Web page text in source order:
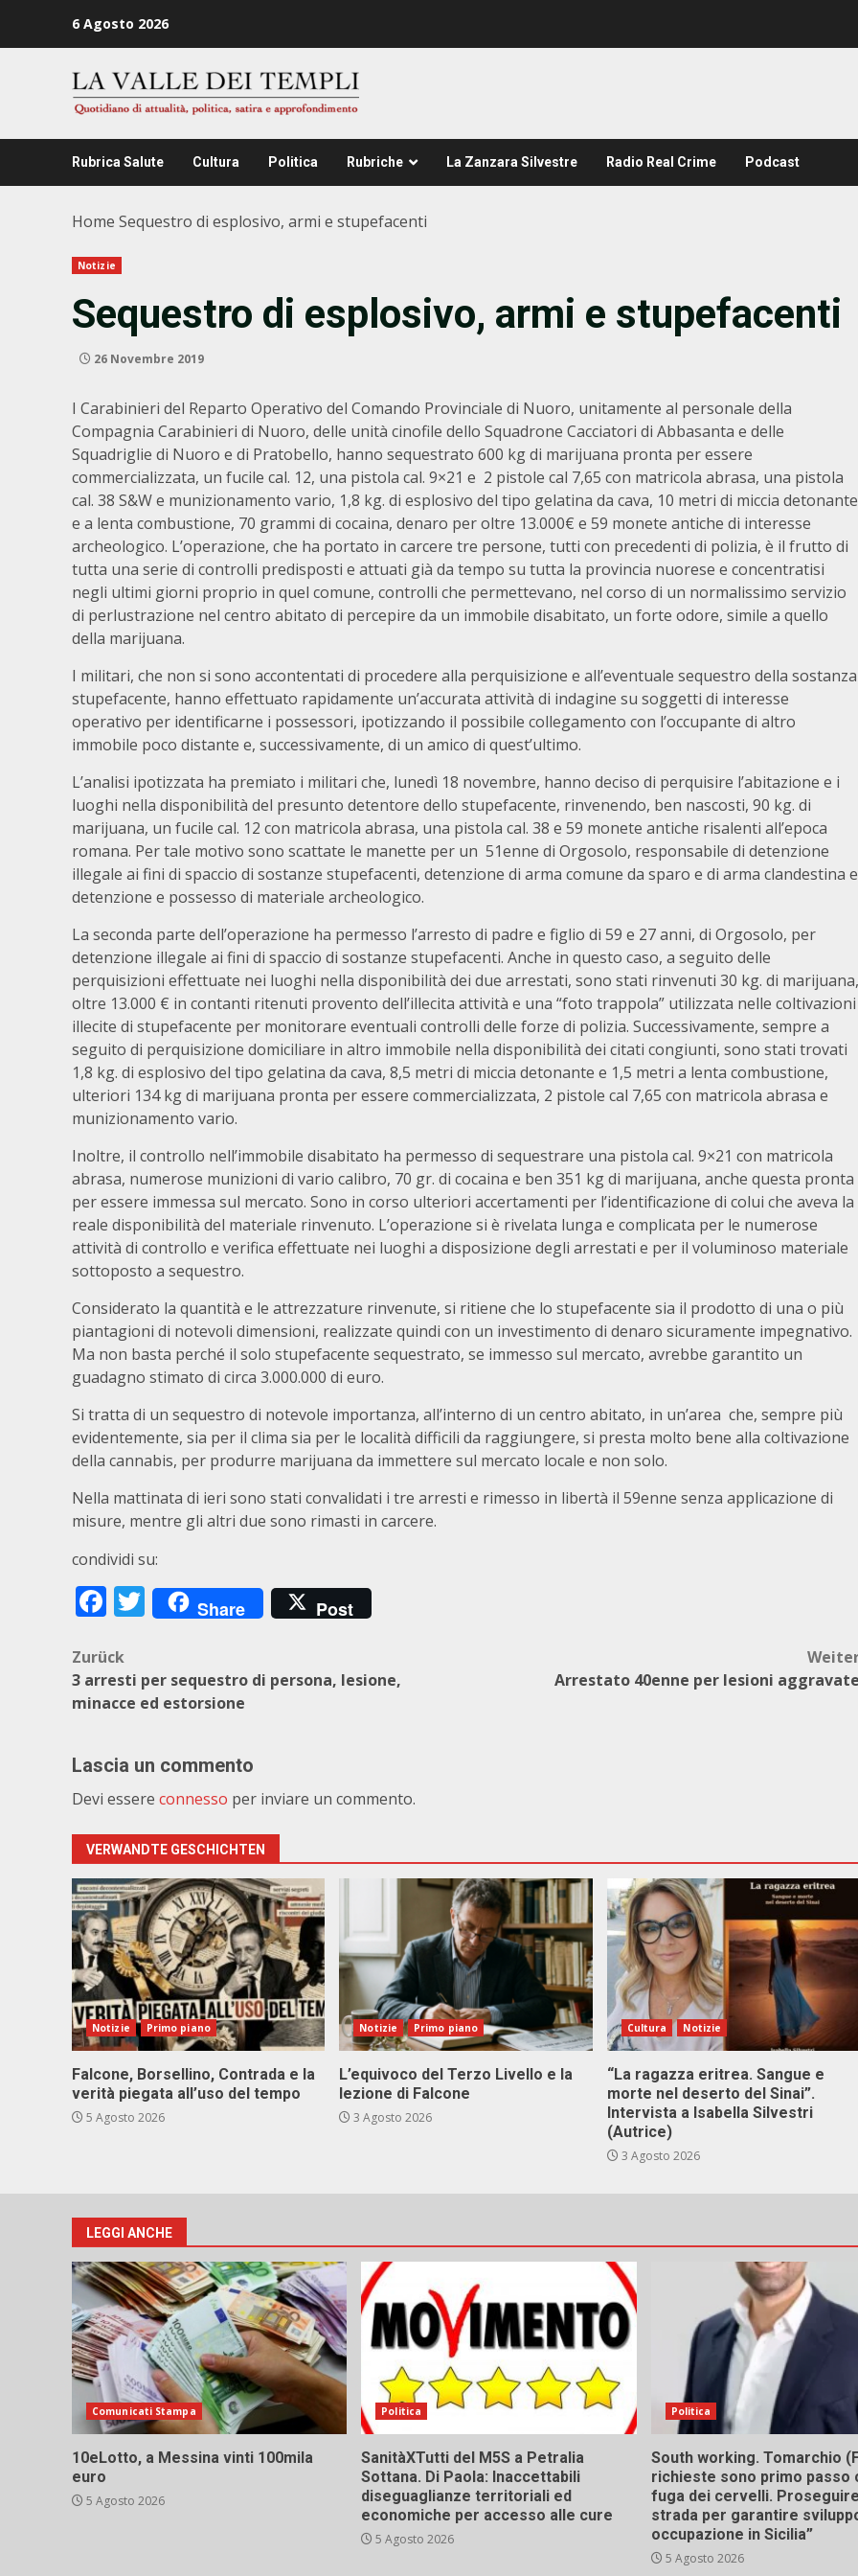
6 Agosto 2026
Rubrica Salute Cultura Politica Rubriche La Zanzara Silvestre Radio Real Crime Podcast
Home Sequestro di esplosivo, armi e stupefacenti
Notizie
Sequestro di esplosivo, armi e stupefacenti
26 Novembre 2019
I Carabinieri del Reparto Operativo del Comando Provinciale di Nuoro, unitamente al personale della
Compagnia Carabinieri di Nuoro, delle unità cinofile dello Squadrone Cacciatori di Abbasanta e delle
Squadriglie di Nuoro e di Pratobello, hanno sequestrato 600 kg di marijuana pronta per essere
commercializzata, un fucile cal. 12, una pistola cal. 9×21 e 2 pistole cal 7,65 con matricola abrasa, una pistola
cal. 38 S&W e munizionamento vario, 1,8 kg. di esplosivo del tipo gelatina da cava, 10 metri di miccia detonante
e a lenta combustione, 70 grammi di cocaina, denaro per oltre 13.000€ e 59 monete antiche di interesse
archeologico. L’operazione, che ha portato in carcere tre persone, tutti con precedenti di polizia, è il frutto di
tutta una serie di controlli predisposti e attuati già da tempo su tutta la provincia nuorese e concentratisi
negli ultimi giorni proprio in quel comune, controlli che permettevano, nel corso di un normalissimo servizio
di perlustrazione nel centro abitato di percepire da un immobile disabitato, un forte odore, simile a quello
della marijuana.
I militari, che non si sono accontentati di procedere alla perquisizione e all’eventuale sequestro della sostanza
stupefacente, hanno effettuato rapidamente un’accurata attività di indagine su soggetti di interesse
operativo per identificarne i possessori, ipotizzando il possibile collegamento con l’occupante di altro
immobile poco distante e, successivamente, di un amico di quest’ultimo.
L’analisi ipotizzata ha premiato i militari che, lunedì 18 novembre, hanno deciso di perquisire l’abitazione e i
luoghi nella disponibilità del presunto detentore dello stupefacente, rinvenendo, ben nascosti, 90 kg. di
marijuana, un fucile cal. 12 con matricola abrasa, una pistola cal. 38 e 59 monete antiche risalenti all’epoca
romana. Per tale motivo sono scattate le manette per un 51enne di Orgosolo, responsabile di detenzione
illegale ai fini di spaccio di sostanze stupefacenti, detenzione di arma comune da sparo e di arma clandestina e
detenzione e possesso di materiale archeologico.
La seconda parte dell’operazione ha permesso l’arresto di padre e figlio di 59 e 27 anni, di Orgosolo, per
detenzione illegale ai fini di spaccio di sostanze stupefacenti. Anche in questo caso, a seguito delle
perquisizioni effettuate nei luoghi nella disponibilità dei due arrestati, sono stati rinvenuti 30 kg. di marijuana,
oltre 13.000 € in contanti ritenuti provento dell’illecita attività e una “foto trappola” utilizzata nelle coltivazioni
illecite di stupefacente per monitorare eventuali controlli delle forze di polizia. Successivamente, sempre a
seguito di perquisizione domiciliare in altro immobile nella disponibilità dei citati congiunti, sono stati trovati
1,8 kg. di esplosivo del tipo gelatina da cava, 8,5 metri di miccia detonante e 1,5 metri a lenta combustione,
ulteriori 134 kg di marijuana pronta per essere commercializzata, 2 pistole cal 7,65 con matricola abrasa e
munizionamento vario.
Inoltre, il controllo nell’immobile disabitato ha permesso di sequestrare una pistola cal. 9×21 con matricola
abrasa, numerose munizioni di vario calibro, 70 gr. di cocaina e ben 351 kg di marijuana, anche questa pronta
per essere immessa sul mercato. Sono in corso ulteriori accertamenti per l’identificazione di colui che aveva la
reale disponibilità del materiale rinvenuto. L’operazione si è rivelata lunga e complicata per le numerose
attività di controllo e verifica effettuate nei luoghi a disposizione degli arrestati e per il voluminoso materiale
sottoposto a sequestro.
Considerato la quantità e le attrezzature rinvenute, si ritiene che lo stupefacente sia il prodotto di una o più
piantagioni di notevoli dimensioni, realizzate quindi con un investimento di denaro sicuramente impegnativo.
Ma non basta perché il solo stupefacente sequestrato, se immesso sul mercato, avrebbe garantito un
guadagno stimato di circa 3.000.000 di euro.
Si tratta di un sequestro di notevole importanza, all’interno di un centro abitato, in un’area che, sempre più
evidentemente, sia per il clima sia per le località difficili da raggiungere, si presta molto bene alla coltivazione
della cannabis, per produrre marijuana da immettere sul mercato locale e non solo.
Nella mattinata di ieri sono stati convalidati i tre arresti e rimesso in libertà il 59enne senza applicazione di
misure, mentre gli altri due sono rimasti in carcere.
condividi su:
Facebook
Twitter
Share Post
Beitragsnavigation
Zurück
3 arresti per sequestro di persona, lesione,
minacce ed estorsione
Arrestato 40enne per lesioni
Lascia un commento
Devi essere connesso per inviare un commento.
VERWANDTE GESCHICHTEN
Notizie Primo piano
Falcone, Borsellino, Contrada e la
verità piegata all’uso del tempo
5 Agosto 2026
Notizie Primo piano
L’equivoco del Terzo Livello e la
lezione di Falcone
3 Agosto 2026
Cultura Notizie
“La ragazza eritrea. Sangue e
morte nel deserto del Sinai”.
Intervista a Isabella Silvestri
(Autrice)
3 Agosto 2026
LEGGI ANCHE
Comunicati Stampa
10eLotto, a Messina vinti 100mila
euro
5 Agosto 2026
Politica
SanitàXTutti del M5S a Petralia
Sottana. Di Paola: Inaccettabili
diseguaglianze territoriali ed
economiche per accesso alle cure
5 Agosto 2026
Politica
South working. Tomarchio
richieste sono primo passo
fuga dei cervelli.
strada per garantire
occupazione in Sicilia”
5 Agosto 2026